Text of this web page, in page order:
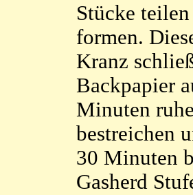
Stücke
formen.
Kranz
Backpapier
Minuten
bestreichen
30 Minuten
Gasherd